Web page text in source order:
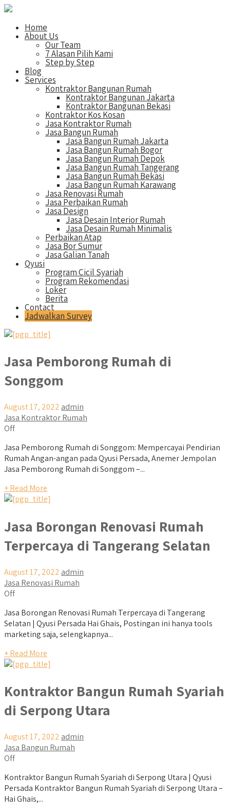
Home
About Us
Our Team
7 Alasan Pilih Kami
Step by Step
Blog
Services
Kontraktor Bangunan Rumah
Kontraktor Bangunan Jakarta
Kontraktor Bangunan Bekasi
Kontraktor Kos Kosan
Jasa Kontraktor Rumah
Jasa Bangun Rumah
Jasa Bangun Rumah Jakarta
Jasa Bangun Rumah Bogor
Jasa Bangun Rumah Depok
Jasa Bangun Rumah Tangerang
Jasa Bangun Rumah Bekasi
Jasa Bangun Rumah Karawang
Jasa Renovasi Rumah
Jasa Perbaikan Rumah
Jasa Design
Jasa Desain Interior Rumah
Jasa Desain Rumah Minimalis
Perbaikan Atap
Jasa Bor Sumur
Jasa Galian Tanah
Qyusi
Program Cicil Syariah
Program Rekomendasi
Loker
Berita
Contact
Jadwalkan Survey
Jasa Pemborong Rumah di
Songgom
August 17, 2022 admin
Jasa Kontraktor Rumah
Off
Jasa Pemborong Rumah di Songgom: Mempercayai Pendirian
Rumah Angan-angan pada Qyusi Persada, Anemer Jempolan
Jasa Pemborong Rumah di Songgom –...
+ Read More
Jasa Borongan Renovasi Rumah
Terpercaya di Tangerang Selatan
August 17, 2022 admin
Jasa Renovasi Rumah
Off
Jasa Borongan Renovasi Rumah Terpercaya di Tangerang
Selatan | Qyusi Persada Hai Ghais, Postingan ini hanya tools
marketing saja, selengkapnya...
+ Read More
Kontraktor Bangun Rumah Syariah
di Serpong Utara
August 17, 2022 admin
Jasa Bangun Rumah
Off
Kontraktor Bangun Rumah Syariah di Serpong Utara | Qyusi
Persada Kontraktor Bangun Rumah Syariah di Serpong Utara –
Hai Ghais,...